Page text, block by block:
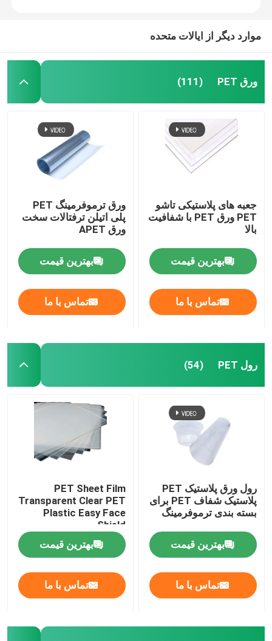
موارد دیگر از ایالات متحده
ورق PET (111)
جعبه های پلاستیکی تاشو
PET ورق PET با شفافیت
بالا
بهترین قیمت
تماس با ما
ورق ترموفرمینگ PET
پلی اتیلن ترفتالات سخت
ورق APET
بهترین قیمت
تماس با ما
رول PET (54)
رول ورق پلاستیک PET
پلاستیک شفاف PET برای
بسته بندی ترموفرمینگ
بهترین قیمت
تماس با ما
PET Sheet Film
Transparent Clear PET
Plastic Easy Face
Shield
بهترین قیمت
تماس با ما